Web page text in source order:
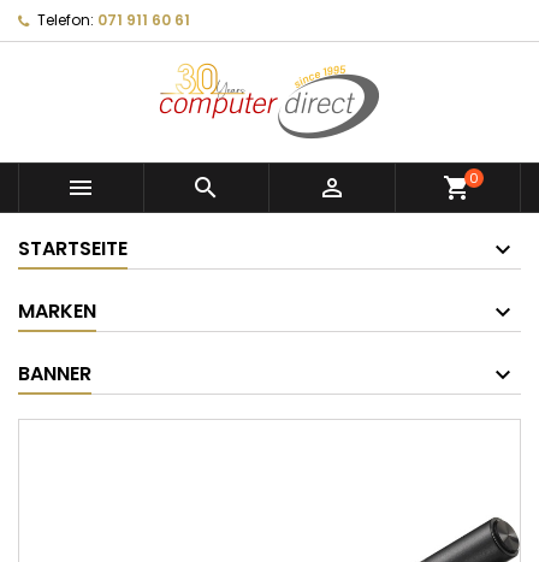
Telefon: 071 911 60 61
   shopping_cart0
STARTSEITE
MARKEN
BANNER